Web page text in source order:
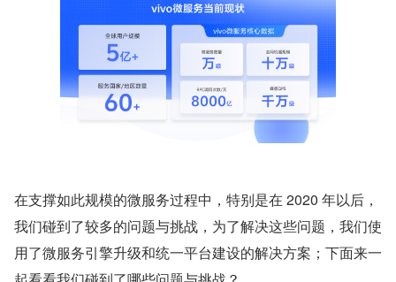
在支撑如此规模的微服务过程中，特别是在 2020 年以后，
我们碰到了较多的问题与挑战，为了解决这些问题，我们使
用了微服务引擎升级和统一平台建设的解决方案；下面来一